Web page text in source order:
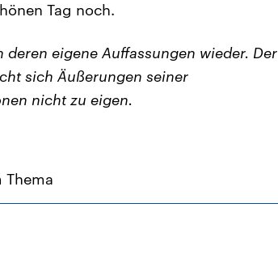
Tag noch.
eigene Auffassungen wieder. Der
sich Äußerungen seiner
nicht zu eigen.
Thema